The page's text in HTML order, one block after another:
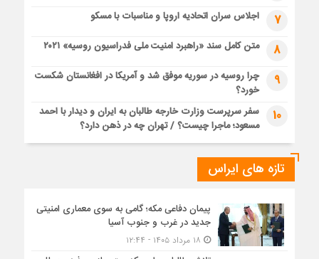
7 اجلاس سران اتحادیه اروپا و مناسبات با مسکو
8 متن کامل سند «راهبرد امنیت ملی فدراسیون روسیه» ۲۰۲۱
9
چرا روسیه در سوریه موفق شد و آمریکا در افغانستان شکست
خورد؟
10
سفر سرپرست وزارت خارجه طالبان به ایران و دیدار با احمد
مسعود؛ ماجرا چیست؟ / تهران چه در ذهن دارد؟
تازه های ایراس
پیمان دفاعی مکه؛ گامی به سوی معماری امنیتی
جدید در غرب و جنوب آسیا